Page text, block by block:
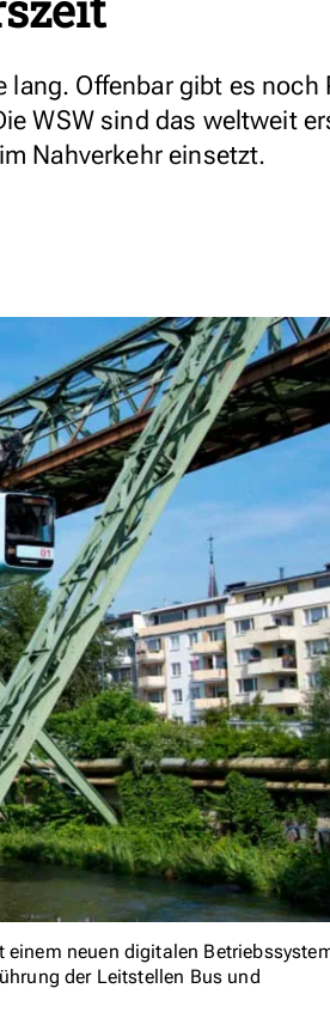
lang. Offenbar gibt es noch
WSW sind das weltweit
Nahverkehr einsetzt.
einem neuen digitalen
der Leitstellen Bus und